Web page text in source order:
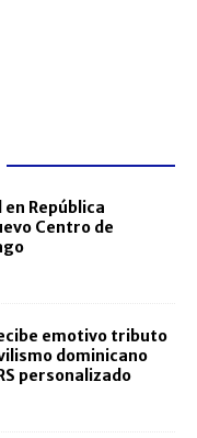
en República
Centro de
emotivo tributo
dominicano
personalizado